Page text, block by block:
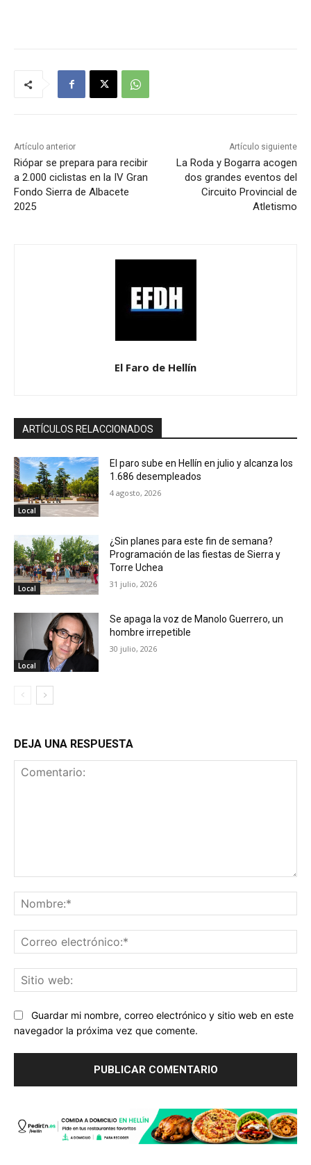
Artículo anterior
Riópar se prepara para recibir
a 2.000 ciclistas en la IV Gran
Fondo Sierra de Albacete
2025
Artículo siguiente
La Roda y Bogarra acogen
dos grandes eventos del
Circuito Provincial de
Atletismo
El Faro de Hellín
ARTÍCULOS RELACCIONADOS
Local
El paro sube en Hellín en julio y alcanza los
1.686 desempleados
4 agosto, 2026
Local
¿Sin planes para este fin de semana?
Programación de las fiestas de Sierra y
Torre Uchea
31 julio, 2026
Local
Se apaga la voz de Manolo Guerrero, un
hombre irrepetible
30 julio, 2026
DEJA UNA RESPUESTA
Guardar mi nombre, correo electrónico y sitio web en este
navegador la próxima vez que comente.